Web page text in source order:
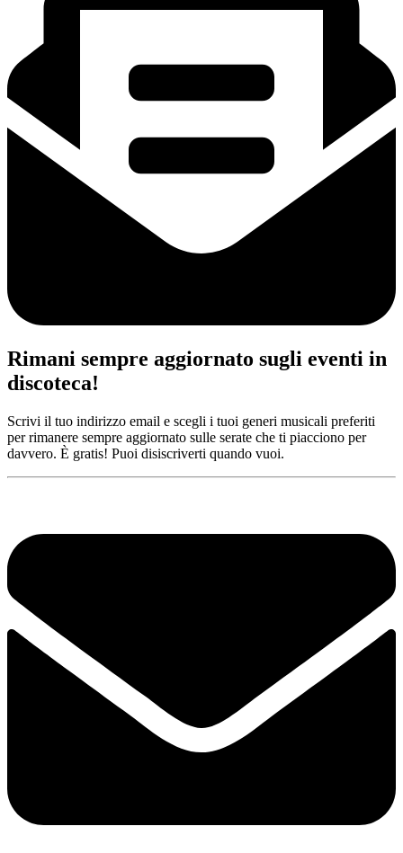
Rimani sempre aggiornato sugli eventi in
discoteca!
Scrivi il tuo indirizzo email e scegli i tuoi generi musicali preferiti
per rimanere sempre aggiornato sulle serate che ti piacciono per
davvero. È gratis! Puoi disiscriverti quando vuoi.